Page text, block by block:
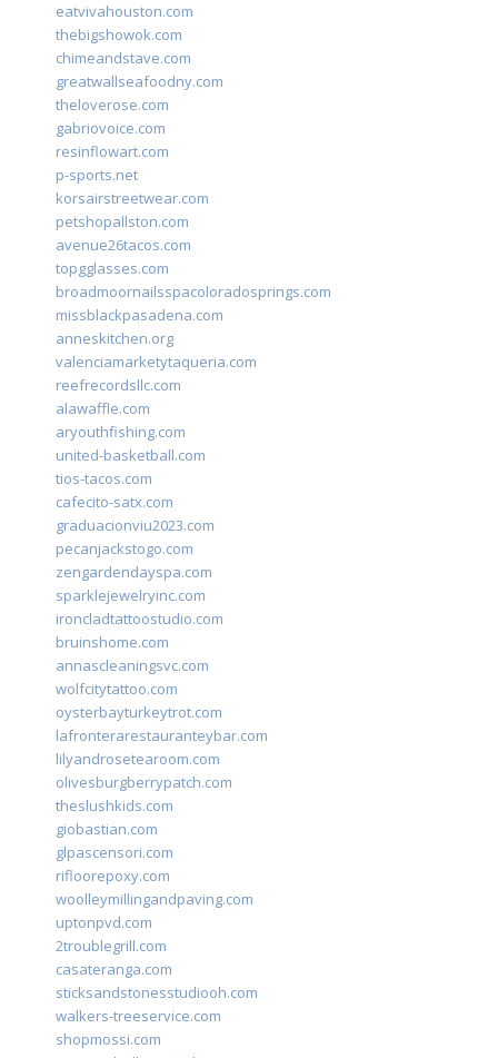
eatvivahouston.com
thebigshowok.com
chimeandstave.com
greatwallseafoodny.com
theloverose.com
gabriovoice.com
resinflowart.com
p-sports.net
korsairstreetwear.com
petshopallston.com
avenue26tacos.com
topgglasses.com
broadmoornailsspacoloradosprings.com
missblackpasadena.com
anneskitchen.org
valenciamarketytaqueria.com
reefrecordsllc.com
alawaffle.com
aryouthfishing.com
united-basketball.com
tios-tacos.com
cafecito-satx.com
graduacionviu2023.com
pecanjackstogo.com
zengardendayspa.com
sparklejewelryinc.com
ironcladtattoostudio.com
bruinshome.com
annascleaningsvc.com
wolfcitytattoo.com
oysterbayturkeytrot.com
lafronterarestauranteybar.com
lilyandrosetearoom.com
olivesburgberrypatch.com
theslushkids.com
giobastian.com
glpascensori.com
rifloorepoxy.com
woolleymillingandpaving.com
uptonpvd.com
2troublegrill.com
casateranga.com
sticksandstonesstudiooh.com
walkers-treeservice.com
shopmossi.com